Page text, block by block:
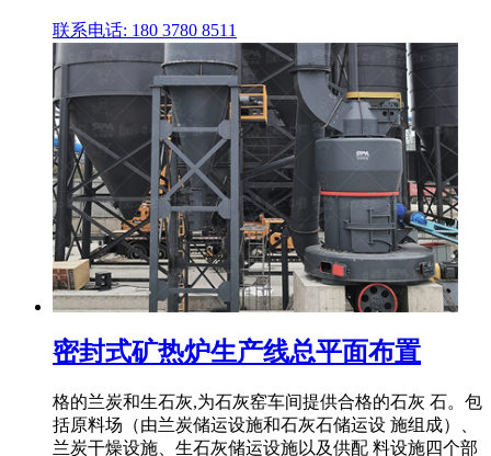
联系电话: 180 3780 8511
密封式矿热炉生产线总平面布置
格的兰炭和生石灰,为石灰窑车间提供合格的石灰 石。包
括原料场（由兰炭储运设施和石灰石储运设 施组成）、
兰炭干燥设施、生石灰储运设施以及供配 料设施四个部